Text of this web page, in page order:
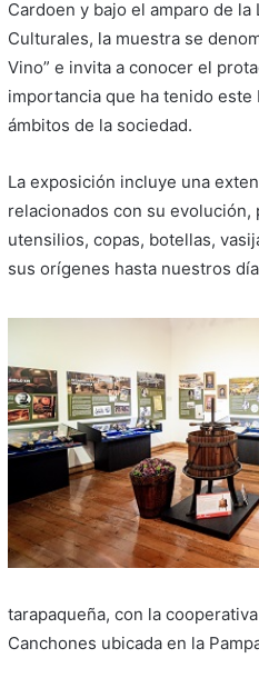
Cardoen y bajo el amparo de la
Culturales, la muestra se
Vino” e invita a conocer el
importancia que ha tenido
ámbitos de la sociedad.
La exposición incluye una
relacionados con su
utensilios, copas, botellas,
sus orígenes hasta nuestros
tarapaqueña, con la
Canchones ubicada en la